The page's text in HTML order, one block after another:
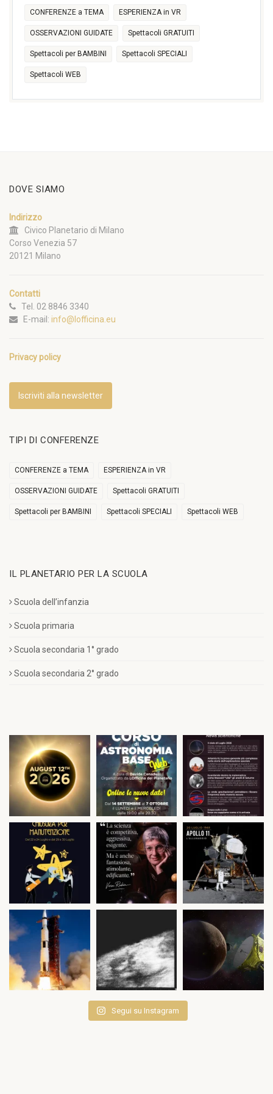
CONFERENZE a TEMA ESPERIENZA in VR
OSSERVAZIONI GUIDATE Spettacoli GRATUITI
Spettacoli per BAMBINI Spettacoli SPECIALI
Spettacoli WEB
DOVE SIAMO
Indirizzo
Civico Planetario di Milano
Corso Venezia 57
20121 Milano
Contatti
Tel. 02 8846 3340
E-mail: info@lofficina.eu
Privacy policy
Iscriviti alla newsletter
TIPI DI CONFERENZE
CONFERENZE a TEMA ESPERIENZA in VR
OSSERVAZIONI GUIDATE Spettacoli GRATUITI
Spettacoli per BAMBINI Spettacoli SPECIALI Spettacoli WEB
IL PLANETARIO PER LA SCUOLA
Scuola dell’infanzia
Scuola primaria
Scuola secondaria 1° grado
Scuola secondaria 2° grado
Segui su Instagram